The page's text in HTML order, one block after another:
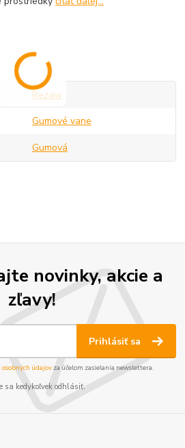
Rezaw
Gumové vane
Gumová
novinky, akcie a
zľavy!
Prihlásiť sa
údajov za účelom zasielania newslettera.
sa kedykoľvek odhlásiť.